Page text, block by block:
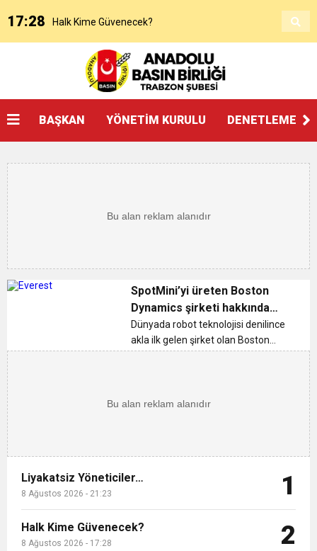
17:28 Halk Kime Güvenecek?
KANAAT TACİRLERİ
20:25
18:17
14:45
TS Divan Başkanlık Kurulunun Basın
12:17
TRABZONSPOR Ayhan Pala yazdı
21:23 Liyakatsiz Yöneticiler…
BAŞKAN YÖNETİM KURULU DENETLEME
SpotMini’yi üreten Boston
Dynamics şirketi hakkında
bilinmesi gerekenler
Dünyada robot teknolojisi denilince
akla ilk gelen şirket olan Boston
olduğunu merak ettiniz mi? Robot
Liyakatsiz Yöneticiler…
8 Ağustos 2026 - 21:23 1
Halk Kime Güvenecek?
8 Ağustos 2026 - 17:28 2